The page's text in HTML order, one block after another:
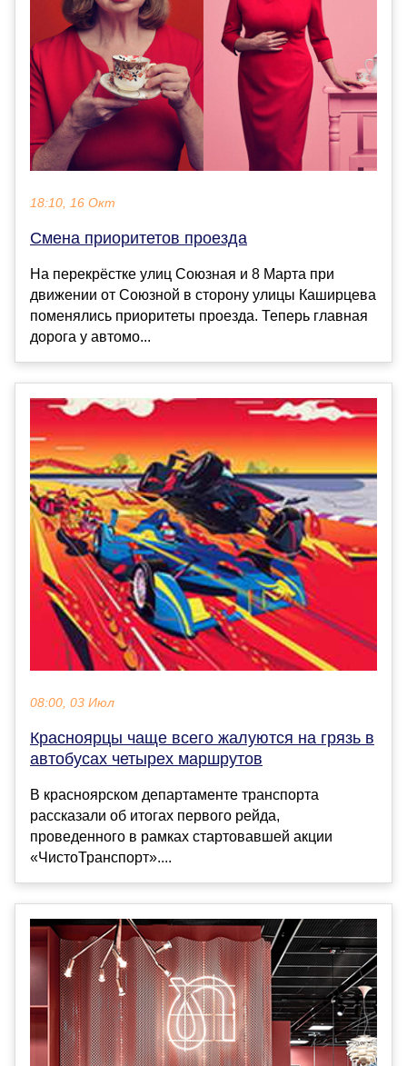
18:10, 16 Окт
Смена приоритетов проезда
На перекрёстке улиц Союзная и 8 Марта при
движении от Союзной в сторону улицы Каширцева
поменялись приоритеты проезда. Теперь главная
дорога у автомо...
08:00, 03 Июл
Красноярцы чаще всего жалуются на грязь в
автобусах четырех маршрутов
В красноярском департаменте транспорта
рассказали об итогах первого рейда,
проведенного в рамках стартовавшей акции
«ЧистоТранспорт»....